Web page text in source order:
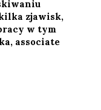
zjawisk,
w tym
associate